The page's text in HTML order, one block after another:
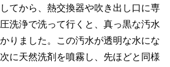
てから、熱交換器や吹き出し口に専
洗浄で洗って行くと、真っ黒な汚水
りました。この汚水が透明な水にな
に天然洗剤を噴霧し、先ほどと同様